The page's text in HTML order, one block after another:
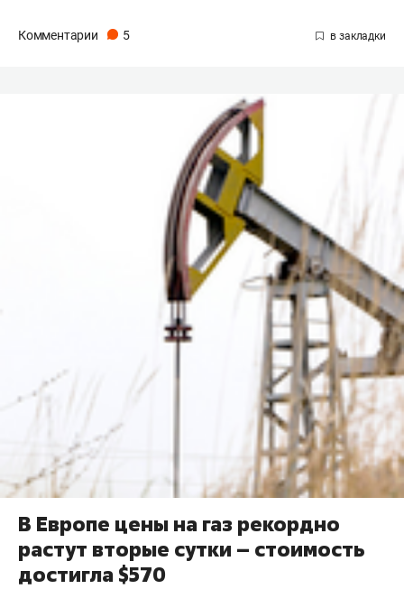
Комментарии 5
В Европе цены на газ рекордно
растут вторые сутки – стоимость
достигла $570